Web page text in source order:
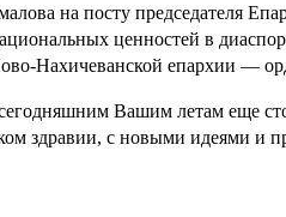
на посту председателя
ценностей в
Нахичеванской епархии —
Вашим летам еще
здравии, с новыми идеями